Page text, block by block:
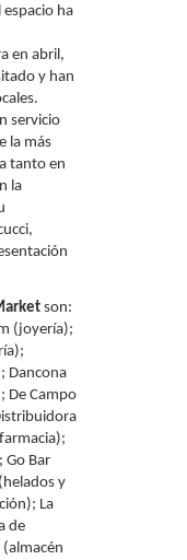
espacio ha
en abril,
y han
servicio
la más
tanto en
la
son:
(joyería);
Dancona
De Campo
Go Bar
y
La
de